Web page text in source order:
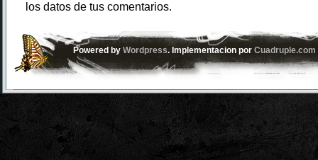
los datos de tus comentarios.
Powered byWordpress. Implementacion porCuadruple.com